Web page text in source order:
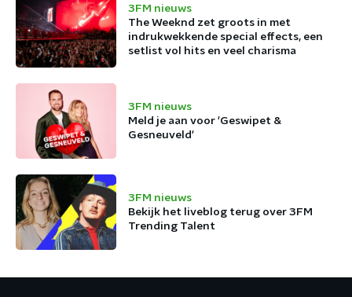
3FM nieuws
The Weeknd zet groots in met
indrukwekkende special effects, een
setlist vol hits en veel charisma
3FM nieuws
Meld je aan voor 'Geswipet &
Gesneuveld'
3FM nieuws
Bekijk het liveblog terug over 3FM
Trending Talent